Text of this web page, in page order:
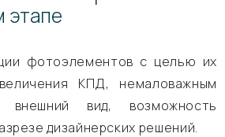
этапе
фотоэлементов с целью их
КПД, немаловажным
вид, возможность
дизайнерских решений.